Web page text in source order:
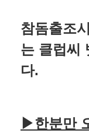
참돔출조
는 클럽씨
다.
▶한분만